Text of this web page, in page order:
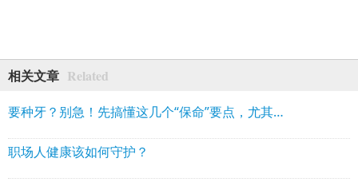
相关文章 Related
要种牙？别急！先搞懂这几个“保命”要点，尤其老年人
职场人健康该如何守护？